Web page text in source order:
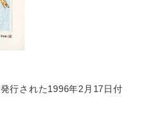
行された1996年2月17日付